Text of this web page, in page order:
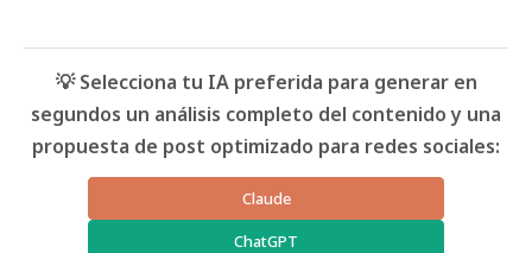
💡 Selecciona tu IA preferida para generar en
segundos un análisis completo del contenido y una
propuesta de post optimizado para redes sociales:
Claude
ChatGPT